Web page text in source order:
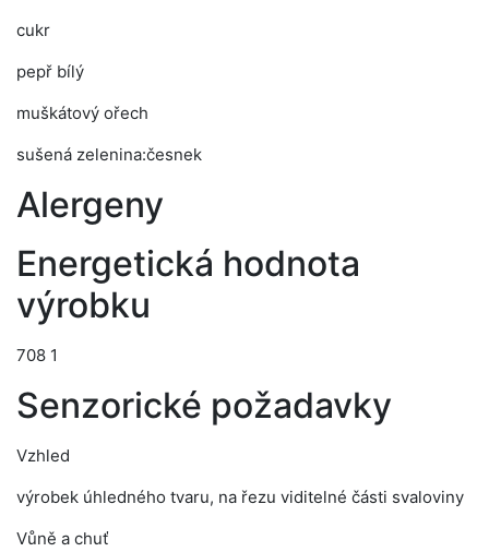
cukr
pepř bílý
muškátový ořech
sušená zelenina:česnek
Alergeny
Energetická hodnota
výrobku
708 1
Senzorické požadavky
Vzhled
výrobek úhledného tvaru, na řezu viditelné části svaloviny
Vůně a chuť